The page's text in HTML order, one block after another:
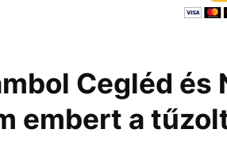
Cegléd és
embert a